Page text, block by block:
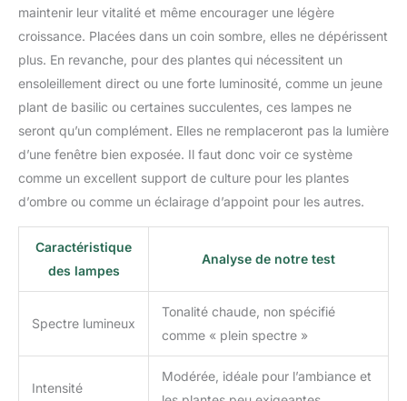
charme à n'importe quel
espace. Ses lignes
fluides créent un
superbe affichage, ce qui
en fait une pièce unique.
Idéal pour les amateurs
de plantes, ce support
de plantes met en valeur
la beauté de vos plantes
tout en se mariant
parfaitement avec un
maintenir leur vitalité et même encourager une légère
croissance. Placées dans un coin sombre, elles ne dépérissent
plus. En revanche, pour des plantes qui nécessitent un
ensoleillement direct ou une forte luminosité, comme un jeune
plant de basilic ou certaines succulentes, ces lampes ne
seront qu’un complément. Elles ne remplaceront pas la lumière
d’une fenêtre bien exposée. Il faut donc voir ce système
comme un excellent support de culture pour les plantes
d’ombre ou comme un éclairage d’appoint pour les autres.
Caractéristique
des lampes
Analyse de notre test
Spectre lumineux
Tonalité chaude, non spécifié
comme « plein spectre »
Intensité
Modérée, idéale pour l’ambiance et